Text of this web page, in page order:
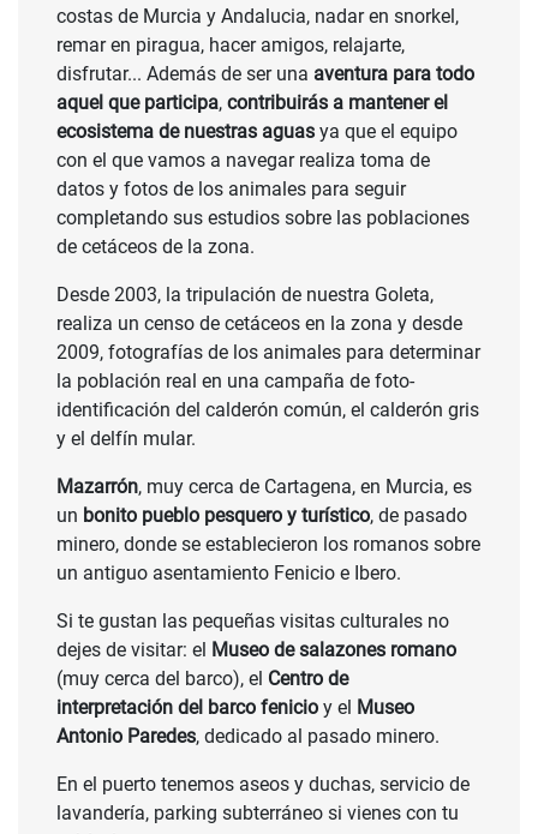
costas de Murcia y Andalucia, nadar en snorkel,
remar en piragua, hacer amigos, relajarte,
disfrutar... Además de ser una aventura para todo
aquel que participa, contribuirás a mantener el
ecosistema de nuestras aguas ya que el equipo
con el que vamos a navegar realiza toma de
datos y fotos de los animales para seguir
completando sus estudios sobre las poblaciones
de cetáceos de la zona.
Desde 2003, la tripulación de nuestra Goleta,
realiza un censo de cetáceos en la zona y desde
2009, fotografías de los animales para determinar
la población real en una campaña de foto-
identificación del calderón común, el calderón gris
y el delfín mular.
Mazarrón, muy cerca de Cartagena, en Murcia, es
un bonito pueblo pesquero y turístico, de pasado
minero, donde se establecieron los romanos sobre
un antiguo asentamiento Fenicio e Ibero.
Si te gustan las pequeñas visitas culturales no
dejes de visitar: el Museo de salazones romano
(muy cerca del barco), el Centro de
interpretación del barco fenicio y el Museo
Antonio Paredes, dedicado al pasado minero.
En el puerto tenemos aseos y duchas, servicio de
lavandería, parking subterráneo si vienes con tu